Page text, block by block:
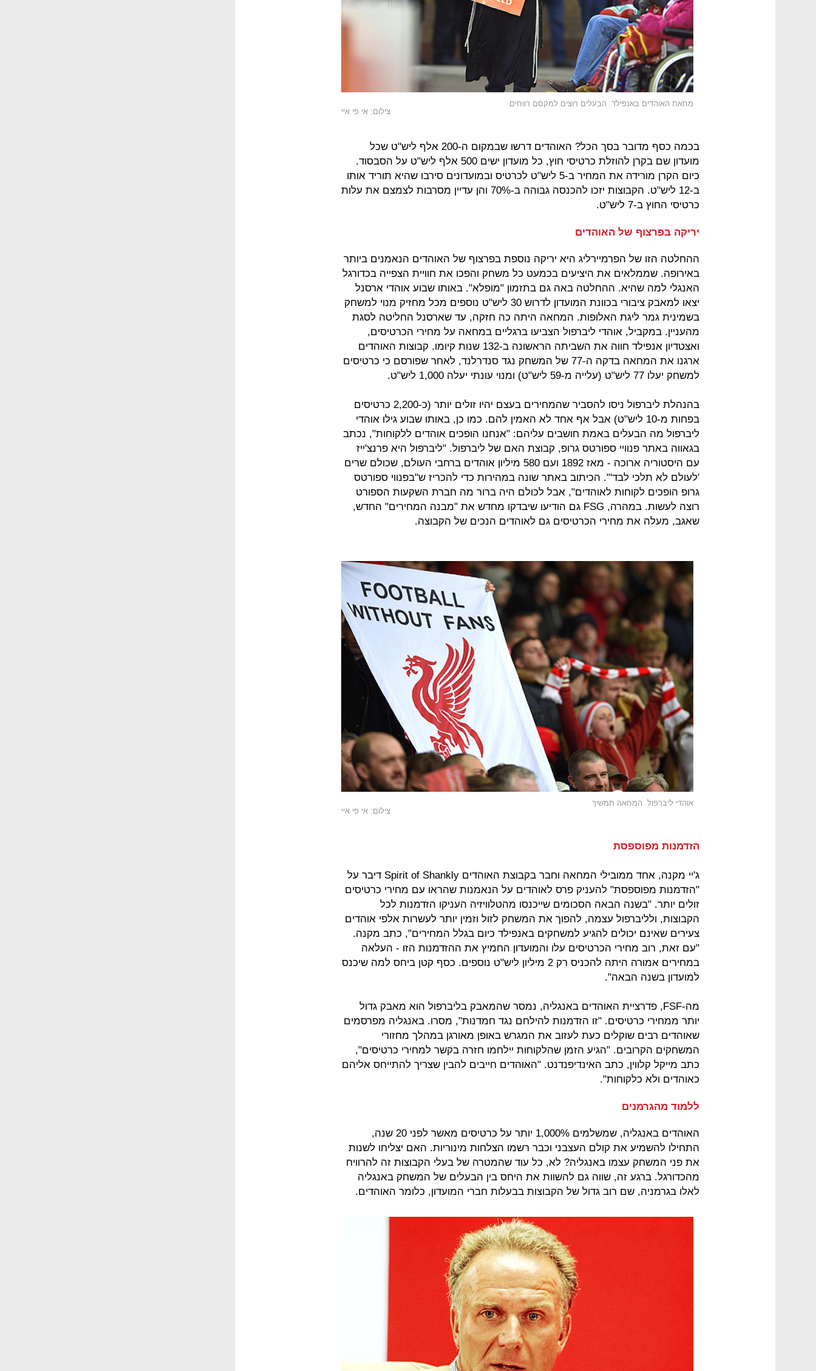
מחאת האוהדים באנפילד. הבעלים רוצים למקסם רווחים
צילום: אי פי איי
בכמה כסף מדובר בסך הכל? האוהדים דרשו שבמקום ה-200 אלף ליש"ט שכל
מועדון שם בקרן להוזלת כרטיסי חוץ, כל מועדון ישים 500 אלף ליש"ט על הסבסוד.
כיום הקרן מורידה את המחיר ב-5 ליש"ט לכרטיס ובמועדונים סירבו שהיא תוריד אותו
ב-12 ליש"ט. הקבוצות יזכו להכנסה גבוהה ב-70% והן עדיין מסרבות לצמצם את עלות
כרטיסי החוץ ב-7 ליש"ט.
יריקה בפרצוף של האוהדים
ההחלטה הזו של הפרמיירליג היא יריקה נוספת בפרצוף של האוהדים הנאמנים ביותר
באירופה. שממלאים את היציעים בכמעט כל משחק והפכו את חוויית הצפייה בכדורגל
האנגלי למה שהיא. ההחלטה באה גם בתזמון "מופלא". באותו שבוע אוהדי ארסנל
יצאו למאבק ציבורי בכוונת המועדון לדרוש 30 ליש"ט נוספים מכל מחזיק מנוי למשחק
בשמינית גמר ליגת האלופות. המחאה היתה כה חזקה, עד שארסנל החליטה לסגת
מהעניין. במקביל, אוהדי ליברפול הצביעו ברגליים במחאה על מחירי הכרטיסים,
ואצטדיון אנפילד חווה את השביתה הראשונה ב-132 שנות קיומו. קבוצות האוהדים
ארגנו את המחאה בדקה ה-77 של המשחק נגד סנדרלנד, לאחר שפורסם כי כרטיסים
למשחק יעלו 77 ליש"ט (עלייה מ-59 ליש"ט) ומנוי עונתי יעלה 1,000 ליש"ט.
בהנהלת ליברפול ניסו להסביר שהמחירים בעצם יהיו זולים יותר (כ-2,200 כרטיסים
בפחות מ-10 ליש"ט) אבל אף אחד לא האמין להם. כמו כן, באותו שבוע גילו אוהדי
ליברפול מה הבעלים באמת חושבים עליהם: "אנחנו הופכים אוהדים ללקוחות", נכתב
בגאווה באתר פנוויי ספורטס גרופ, קבוצת האם של ליברפול. "ליברפול היא פרנצ'ייז
עם היסטוריה ארוכה - מאז 1892 ועם 580 מיליון אוהדים ברחבי העולם, שכולם שרים
'לעולם לא תלכי לבד'". הכיתוב באתר שונה במהירות כדי להכריז ש"בפנווי ספורטס
גרופ הופכים לקוחות לאוהדים", אבל לכולם היה ברור מה חברת השקעות הספורט
רוצה לעשות. במהרה, FSG גם הודיעו שיבדקו מחדש את "מבנה המחירים" החדש,
שאגב, מעלה את מחירי הכרטיסים גם לאוהדים הנכים של הקבוצה.
אוהדי ליברפול. המחאה תמשיך
צילום: אי פי איי
הזדמנות מפוספסת
ג'יי מקנה, אחד ממובילי המחאה וחבר בקבוצת האוהדים Spirit of Shankly דיבר על
"הזדמנות מפוספסת" להעניק פרס לאוהדים על הנאמנות שהראו עם מחירי כרטיסים
זולים יותר. "בשנה הבאה הסכומים שייכנסו מהטלוויזיה העניקו הזדמנות לכל
הקבוצות, ולליברפול עצמה, להפוך את המשחק לזול וזמין יותר לעשרות אלפי אוהדים
צעירים שאינם יכולים להגיע למשחקים באנפילד כיום בגלל המחירים", כתב מקנה.
"עם זאת, רוב מחירי הכרטיסים עלו והמועדון החמיץ את ההזדמנות הזו - העלאה
במחירים אמורה היתה להכניס רק 2 מיליון ליש"ט נוספים. כסף קטן ביחס למה שיכנס
למועדון בשנה הבאה".
מה-FSF, פדרציית האוהדים באנגליה, נמסר שהמאבק בליברפול הוא מאבק גדול
יותר ממחירי כרטיסים. "זו הזדמנות להילחם נגד חמדנות", מסרו. באנגליה מפרסמים
שאוהדים רבים שוקלים כעת לעזוב את המגרש באופן מאורגן במהלך מחזורי
המשחקים הקרובים. "הגיע הזמן שהלקוחות יילחמו חזרה בקשר למחירי כרטיסים",
כתב מייקל קלווין, כתב האינדיפנדנט. "האוהדים חייבים להבין שצריך להתייחס אליהם
כאוהדים ולא כלקוחות".
ללמוד מהגרמנים
האוהדים באנגליה, שמשלמים 1,000% יותר על כרטיסים מאשר לפני 20 שנה,
התחילו להשמיע את קולם העצבני וכבר רשמו הצלחות מינוריות. האם יצליחו לשנות
את פני המשחק עצמו באנגליה? לא, כל עוד שהמטרה של בעלי הקבוצות זה להרוויח
מהכדורגל. ברגע זה, שווה גם להשוות את היחס בין הבעלים של המשחק באנגליה
לאלו בגרמניה, שם רוב גדול של הקבוצות בבעלות חברי המועדון, כלומר האוהדים.